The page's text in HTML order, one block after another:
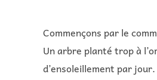
Commençons par le
Un arbre planté trop à
d’ensoleillement par jour.